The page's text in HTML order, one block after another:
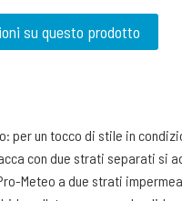
su questo prodotto
per un tocco di stile in
con due strati separati si
Meteo a due strati